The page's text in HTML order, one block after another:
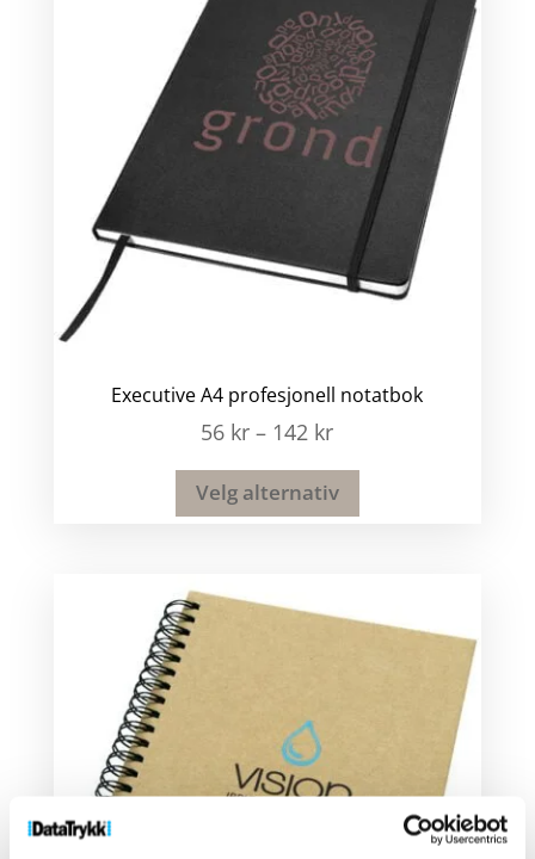
Executive A4 profesjonell notatbok
56 kr – 142 kr
Velg alternativ